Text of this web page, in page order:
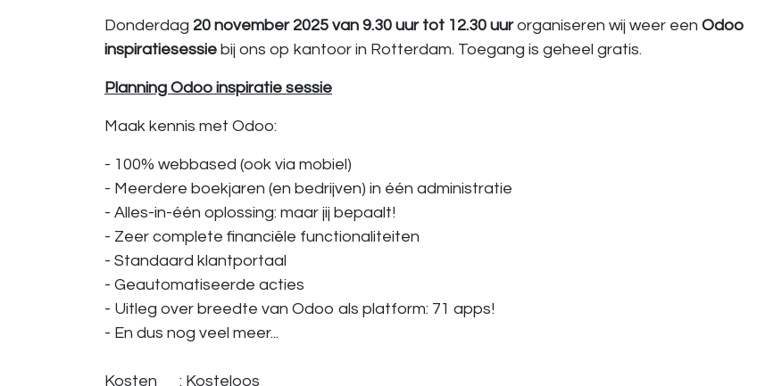
Donderdag 20 november 2025 van 9.30 uur tot 12.30 uurorganiseren wij weer een Odoo
inspiratiesessie bij ons op kantoor in Rotterdam. Toegang is geheel gratis.
Planning Odoo inspiratie sessie
Maak kennis met Odoo:
- 100% webbased (ook via mobiel)
- Meerdere boekjaren (en bedrijven) in één administratie
- Alles-in-één oplossing: maar jij bepaalt!
- Zeer complete financiële functionaliteiten
- Standaard klantportaal
- Geautomatiseerde acties
- Uitleg over breedte van Odoo als platform: 71 apps!
- En dus nog veel meer...
Kosten
​ ​​: Kosteloos